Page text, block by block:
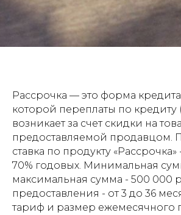
Рассрочка — это форма
которой переплаты по кредиту
возникает за счет скидки на
предоставляемой продавцом.
ставка по продукту «Рассрочка»
70% годовых. Минимальная
максимальная сумма - 500 000
предоставления - от 3 до 36
тариф и размер ежемесячного